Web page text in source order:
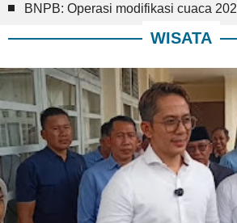
BNPB: Operasi modifikasi cuaca
WISATA